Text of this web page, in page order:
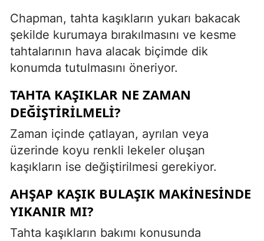
Chapman, tahta kaşıkların yukarı bakacak
şekilde kurumaya bırakılmasını ve kesme
tahtalarının hava alacak biçimde dik
konumda tutulmasını öneriyor.
TAHTA KAŞIKLAR NE ZAMAN
DEĞIŞTIRILMELI?
Zaman içinde çatlayan, ayrılan veya
üzerinde koyu renkli lekeler oluşan
kaşıkların ise değiştirilmesi gerekiyor.
AHŞAP KAŞIK BULAŞIK MAKİNESİNDE
YIKANIR MI?
Tahta kaşıkların bakımı konusunda